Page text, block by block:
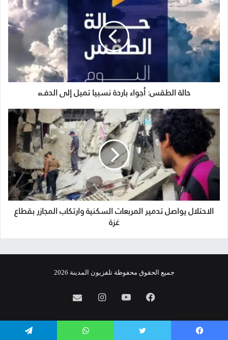
حالة الطقس: أجواء باردة نسبيا تميل إلى الدفء
الاحتلال يواصل تدمير المربعات السكنية وارتكاب المجازر بقطاع
غزة
جميع الحقوق محفوظة تلفزيون المدينة 2026
فيسبوكيوتيوبانستقرامinfo@almadina.tv